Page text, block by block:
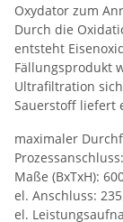
Oxydator zum
Durch die
entsteht
Fällungsprodukt
Ultrafiltration
Sauerstoff liefert
maximaler
Maße (BxTxH):
el. Anschluss: 235
el.